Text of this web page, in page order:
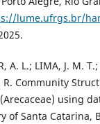
lume.ufrgs.br/
A. L.; LIMA, J. M. T.;
R. Community
using
of Santa Catarina,